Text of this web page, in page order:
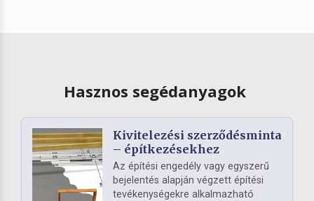
Hasznos segédanyagok
Kivitelezési szerződésminta
– építkezésekhez
Az építési engedély vagy egyszerű
bejelentés alapján végzett építési
tevékenységekre alkalmazható